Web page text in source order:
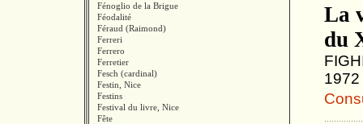
Fénoglio de la Brigue
Féodalité
Féraud (Raimond)
Ferreri
Ferrero
Ferretier
Fesch (cardinal)
Festin, Nice
Festins
Festival du livre, Nice
Fête
La
du
1972